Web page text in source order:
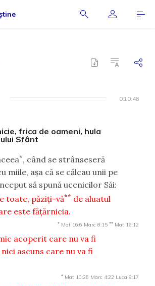
0:10:46
0:10:46
frica de oameni, hula
Sfânt
*, când se strânseseră
miile, aşa că se călcau unii pe
să spună ucenicilor Săi:
toate, păziţi-vă** de aluatul
este făţărnicia.
* Mat 16:6 Marc 8:15 ** Mat 16:12
acoperit care nu va fi
ascuns care nu va fi
* Mat 10:26 Marc 4:22 Luca 8:17